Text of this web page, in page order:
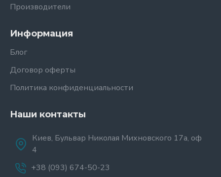
Производители
Информация
Блог
Договор оферты
Политика конфиденциальности
Наши контакты
Киев, Бульвар Николая Михновского 17а, оф
4
+38 (093) 674-50-23